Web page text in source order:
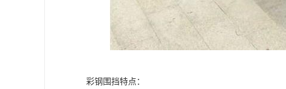
彩钢围挡特点：